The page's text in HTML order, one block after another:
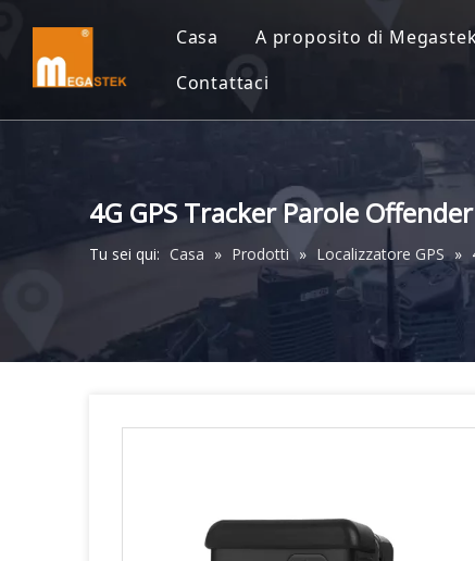
Casa A proposito di
Contattaci
4G GPS Tracker Parole
Tu sei qui: Casa » Prodotti » Localizzatore GPS »